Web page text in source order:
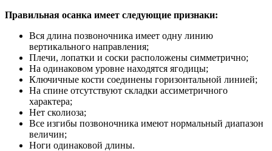
Правильная осанка имеет следующие признаки:
Вся длина позвоночника имеет одну линию
вертикального направления;
Плечи, лопатки и соски расположены симметрично;
На одинаковом уровне находятся ягодицы;
Ключичные кости соединены горизонтальной линией;
На спине отсутствуют складки ассиметричного
характера;
Нет сколиоза;
Все изгибы позвоночника имеют нормальный диапазон
величин;
Ноги одинаковой длины.